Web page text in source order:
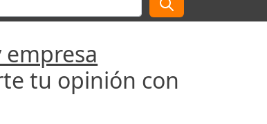
empresa
tu opinión con